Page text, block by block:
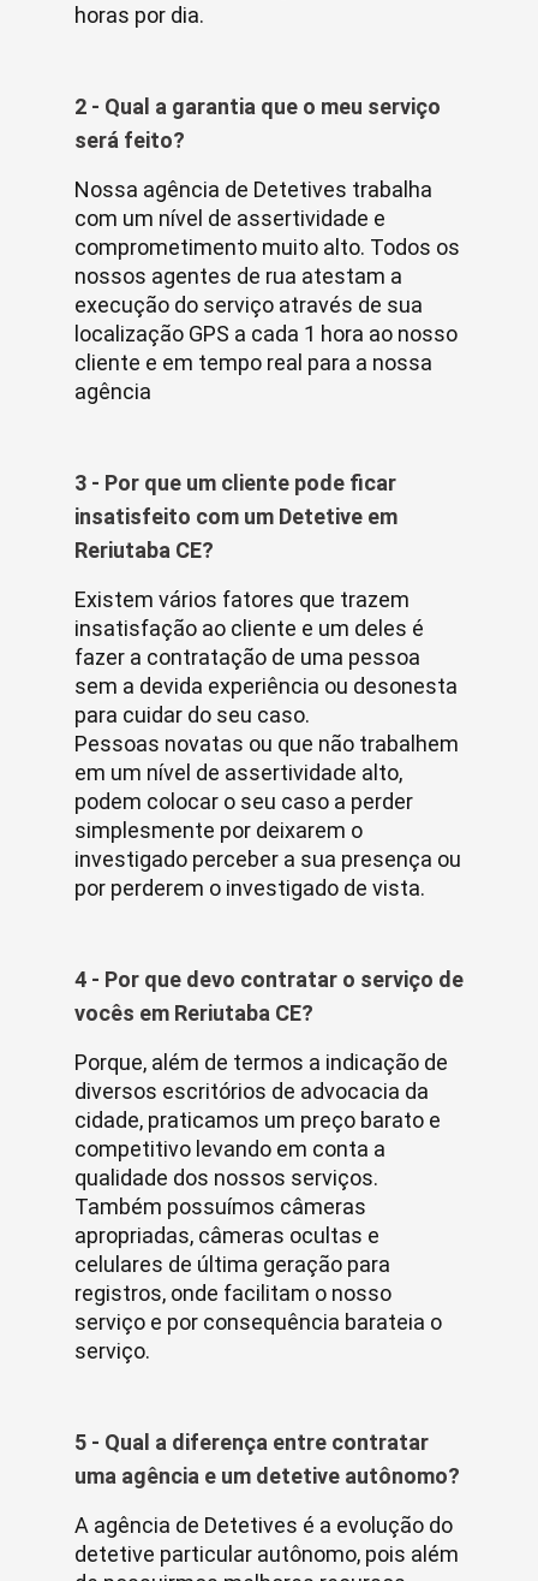
horas por dia.
2 - Qual a garantia que o meu serviço
será feito?
Nossa agência de Detetives trabalha
com um nível de assertividade e
comprometimento muito alto. Todos os
nossos agentes de rua atestam a
execução do serviço através de sua
localização GPS a cada 1 hora ao nosso
cliente e em tempo real para a nossa
agência
3 - Por que um cliente pode ficar
insatisfeito com um Detetive em
Reriutaba CE?
Existem vários fatores que trazem
insatisfação ao cliente e um deles é
fazer a contratação de uma pessoa
sem a devida experiência ou desonesta
para cuidar do seu caso.
Pessoas novatas ou que não trabalhem
em um nível de assertividade alto,
podem colocar o seu caso a perder
simplesmente por deixarem o
investigado perceber a sua presença ou
por perderem o investigado de vista.
4 - Por que devo contratar o serviço de
vocês em Reriutaba CE?
Porque, além de termos a indicação de
diversos escritórios de advocacia da
cidade, praticamos um preço barato e
competitivo levando em conta a
qualidade dos nossos serviços.
Também possuímos câmeras
apropriadas, câmeras ocultas e
celulares de última geração para
registros, onde facilitam o nosso
serviço e por consequência barateia o
serviço.
5 - Qual a diferença entre contratar
uma agência e um detetive autônomo?
A agência de Detetives é a evolução do
detetive particular autônomo, pois além